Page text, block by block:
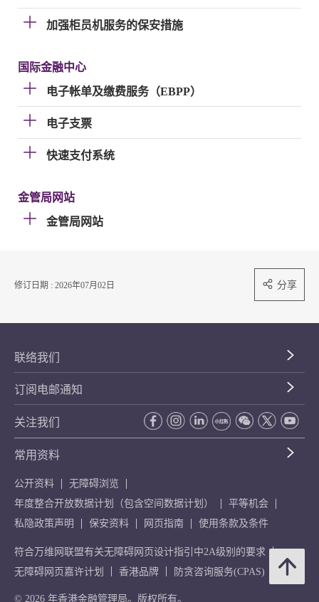
加强柜员机服务的保安措施
国际金融中心
电子帐单及缴费服务（EBPP）
电子支票
快速支付系统
金管局网站
金管局网站
修订日期 : 2026年07月02日 分享
联络我们
订阅电邮通知
关注我们
常用资料
公开资料
无障碍浏览
年度整合开放数据计划（包含空间数据计划）
平等机会
私隐政策声明
保安资料 网页指南 使用条款及条件
符合万维网联盟有关无障碍网页设计指引中2A级别的要求
无障碍网页嘉许计划
香港品牌 防贪咨询服务(CPAS)
© 2026 年香港金融管理局。版权所有。